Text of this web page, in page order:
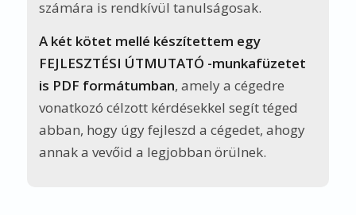
ALÁBBI
LEHETŐSÉGEK
KÖZÜL: